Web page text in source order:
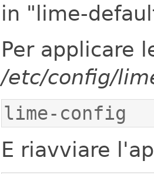
in "lime-
Per applicare
/etc/config/
lime-config
E riavviare